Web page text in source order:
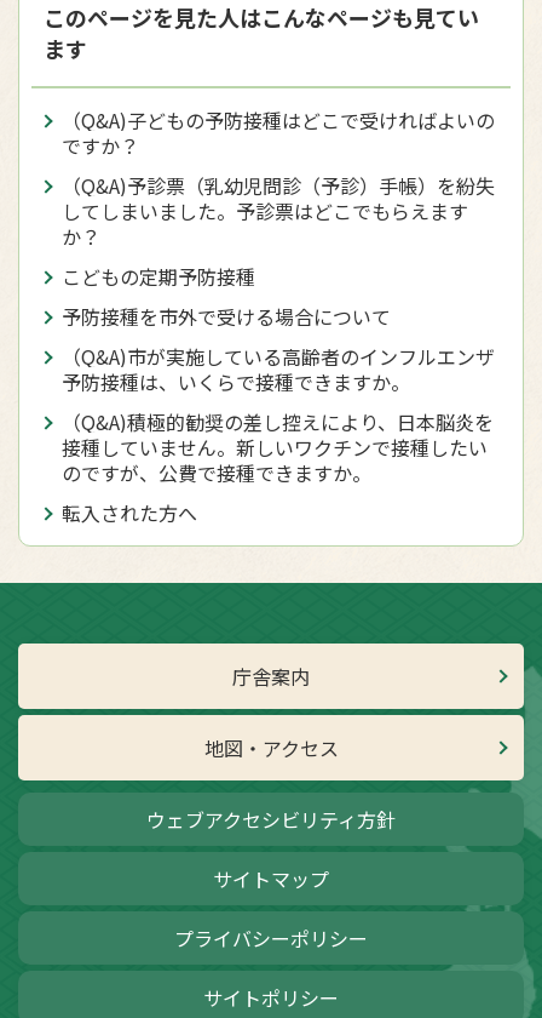
このページを見た人はこんなページも見てい
ます
（Q&A)子どもの予防接種はどこで受ければよいの
ですか？
（Q&A)予診票（乳幼児問診（予診）手帳）を紛失
してしまいました。予診票はどこでもらえます
か？
こどもの定期予防接種
予防接種を市外で受ける場合について
（Q&A)市が実施している高齢者のインフルエンザ
予防接種は、いくらで接種できますか。
（Q&A)積極的勧奨の差し控えにより、日本脳炎を
接種していません。新しいワクチンで接種したい
のですが、公費で接種できますか。
転入された方へ
庁舎案内
地図・アクセス
ウェブアクセシビリティ方針
サイトマップ
プライバシーポリシー
サイトポリシー